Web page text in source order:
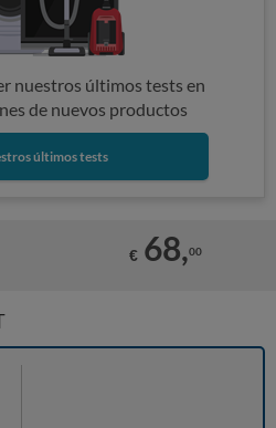
nuestros últimos tests en
de nuevos productos
últimos tests
€ 68,00